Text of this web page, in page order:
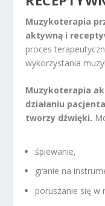
Muzykoterapia
aktywną i
proces
wykorzystania
Muzykoterapia
działaniu
tworzy dźwięki.
śpiewanie,
granie na
poruszanie się w